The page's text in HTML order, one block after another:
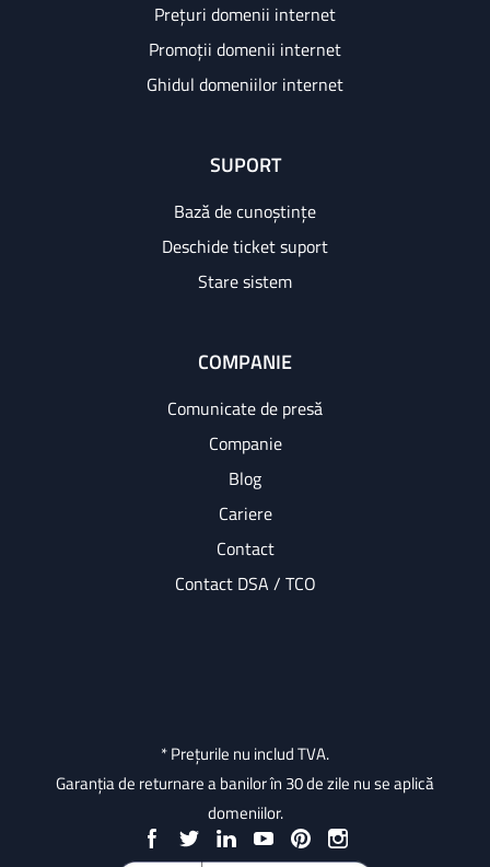
Prețuri domenii internet
Promoții domenii internet
Ghidul domeniilor internet
SUPORT
Bază de cunoștințe
Deschide ticket suport
Stare sistem
COMPANIE
Comunicate de presă
Companie
Blog
Cariere
Contact
Contact DSA / TCO
* Prețurile nu includ TVA.
Garanția de returnare a banilor în 30 de zile nu se aplică
domeniilor.